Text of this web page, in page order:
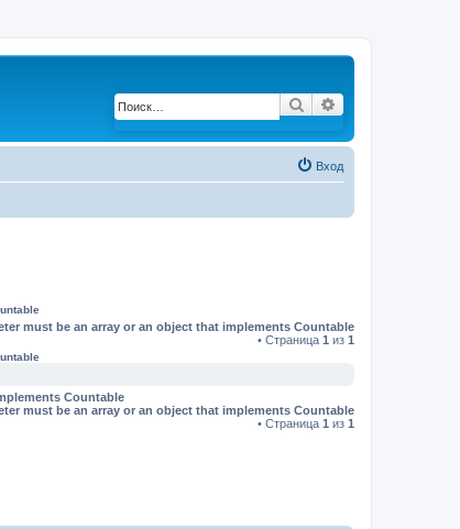
Поиск
Вход
must be an array or an object that implements Countable
• Страница 1 из 1
Countable
must be an array or an object that implements Countable
• Страница 1 из 1